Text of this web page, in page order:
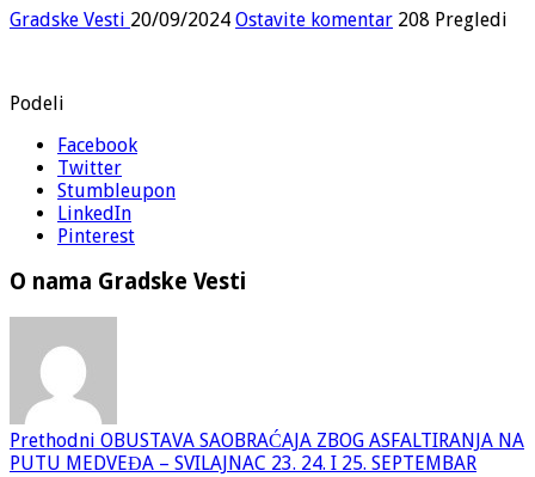
Gradske Vesti 20/09/2024 Ostavite komentar 208 Pregledi
Podeli
Facebook
Twitter
Stumbleupon
LinkedIn
Pinterest
O nama Gradske Vesti
Prethodni OBUSTAVA SAOBRAĆAJA ZBOG ASFALTIRANJA NA
PUTU MEDVEĐA – SVILAJNAC 23. 24. I 25. SEPTEMBAR